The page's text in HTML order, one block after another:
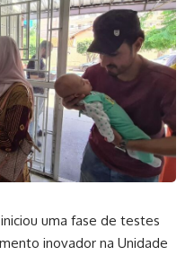
iniciou uma fase de testes
inovador na Unidade